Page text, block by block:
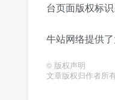
台页面版权标识
牛站网络提供
© 版权声明
文章版权归作者所